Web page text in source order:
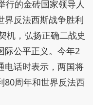
的金砖国家领导人
界反法西斯战争胜利
机，弘扬正确二战史
际公平正义。今年2
电话时表示，两国将
80周年和世界反法西